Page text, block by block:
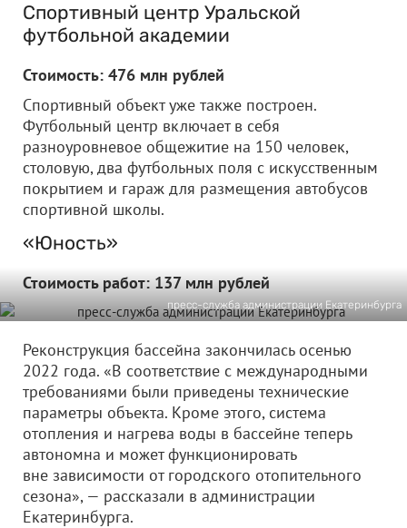
Спортивный центр Уральской
футбольной академии
Стоимость: 476 млн рублей
Спортивный объект уже также построен.
Футбольный центр включает в себя
разноуровневое общежитие на 150 человек,
столовую, два футбольных поля с искусственным
покрытием и гараж для размещения автобусов
спортивной школы.
«Юность»
Стоимость работ: 137 млн рублей
пресс-служба администрации Екатеринбурга
Реконструкция бассейна закончилась осенью
2022 года. «В соответствие с международными
требованиями были приведены технические
параметры объекта. Кроме этого, система
отопления и нагрева воды в бассейне теперь
автономна и может функционировать
вне зависимости от городского отопительного
сезона», — рассказали в администрации
Екатеринбурга.